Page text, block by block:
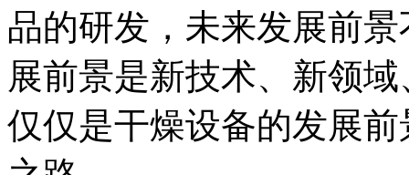
品的研发，未来发展前
展前景是新技术、新领
仅仅是干燥设备的发展